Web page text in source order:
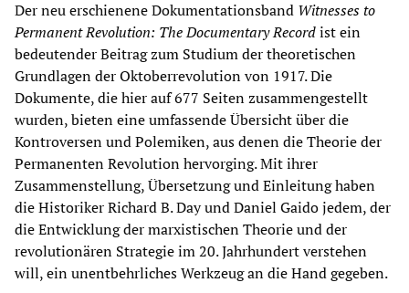
Der neu erschienene Dokumentationsband Witnesses to
Permanent Revolution: The Documentary Recordist ein
bedeutender Beitrag zum Studium der theoretischen
Grundlagen der Oktoberrevolution von 1917. Die
Dokumente, die hier auf 677 Seiten zusammengestellt
wurden, bieten eine umfassende Übersicht über die
Kontroversen und Polemiken, aus denen die Theorie der
Permanenten Revolution hervorging. Mit ihrer
Zusammenstellung, Übersetzung und Einleitung haben
die Historiker Richard B. Day und Daniel Gaido jedem, der
die Entwicklung der marxistischen Theorie und der
revolutionären Strategie im 20. Jahrhundert verstehen
will, ein unentbehrliches Werkzeug an die Hand gegeben.